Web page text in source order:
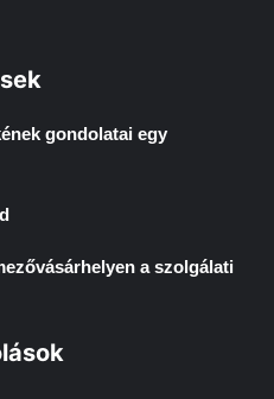
gondolatai egy
a szolgálati